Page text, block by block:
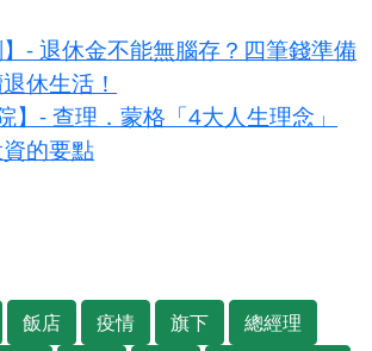
】- 退休金不能無腦存？四筆錢準備
休生活！
】- 查理．蒙格「4大人生理念」
的要點
飯店 疫情 旗下
總經理